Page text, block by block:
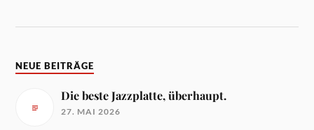
NEUE BEITRÄGE
Die beste Jazzplatte, überhaupt.
27. MAI 2026